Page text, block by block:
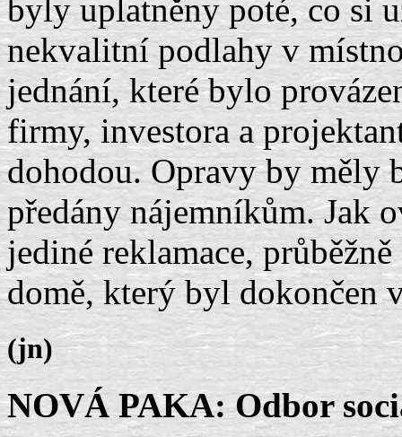
byly uplatněny poté, co si
nekvalitní podlahy v
jednání, které bylo
firmy, investora a
dohodou. Opravy by měly
předány nájemníkům. Jak
jediné reklamace,
domě, který byl dokončen
(jn)
NOVÁ PAKA: Odbor